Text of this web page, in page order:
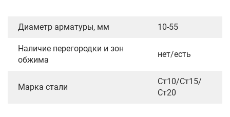
Диаметр арматуры, мм 10-55
Наличие перегородки и зон
обжима
нет/есть
Марка стали
Ст10/Ст15/
Ст20